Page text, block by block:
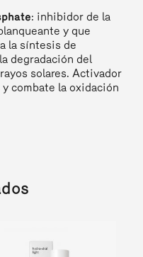
: inhibidor de la
y que
la síntesis de
degradación del
solares. Activador
combate la oxidación